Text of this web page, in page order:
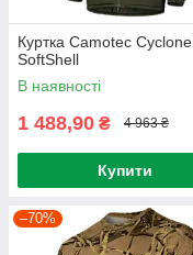
Куртка Camotec Cyclone
SoftShell
В наявності
1 488,90 ₴ 4 963 ₴
Купити
–70%